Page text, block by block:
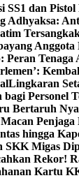
SS1 dan
Adhyaksa:
Peran
Lingkaran
Personel
Bertaruh
hingga
SKK Migas
Rekor!
Kartu